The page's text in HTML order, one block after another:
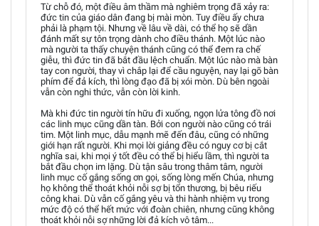
Từ chỗ đó, một điều âm thầm mà nghiêm trọng đã xảy ra:
đức tin của giáo dân đang bị mài mòn. Tuy điều ấy chưa
phải là phạm tội. Nhưng về lâu về dài, có thể họ sẽ dần
đánh mất sự tôn trọng dành cho điều thánh. Một lúc nào
mà người ta thấy chuyện thánh cũng có thể đem ra chế
giễu, thì đức tin đã bắt đầu lệch chuẩn. Một lúc nào mà bàn
tay con người, thay vì chắp lại để cầu nguyện, nay lại gõ bàn
phím để đả kích, thì lòng đạo đã bị xói mòn. Dù bên ngoài
vẫn còn nghi thức, vẫn còn lời kinh.
Mà khi đức tin người tín hữu đi xuống, ngọn lửa tông đồ nơi
các linh mục cũng dần tàn. Bởi con người nào cũng có trái
tim. Một linh mục, dẫu mạnh mẽ đến đâu, cũng có những
giới hạn rất người. Khi mọi lời giảng đều có nguy cơ bị cắt
nghĩa sai, khi mọi ý tốt đều có thể bị hiểu lầm, thì người ta
bắt đầu chọn im lặng. Dù tận sâu trong thâm tâm, người
linh mục cố gắng sống ơn gọi, sống lòng mến Chúa, nhưng
họ không thể thoát khỏi nỗi sợ bị tổn thương, bị bêu riếu
công khai. Dù vẫn cố gắng yêu và thi hành nhiệm vụ trong
mức độ có thể hết mức với đoàn chiên, nhưng cũng không
thoát khỏi nỗi sợ những lời đả kích vô tâm...